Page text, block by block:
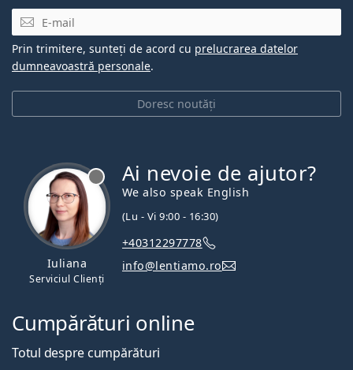
E-mail
Doresc noutăți
Prin trimitere, sunteți de acord cu prelucrarea datelor
dumneavoastră personale.
Iuliana
Serviciul Clienți
Ai nevoie de ajutor?
We also speak English
(Lu - Vi 9:00 - 16:30)
+40312297778
info@lentiamo.ro
Cumpărături online
Totul despre cumpărături